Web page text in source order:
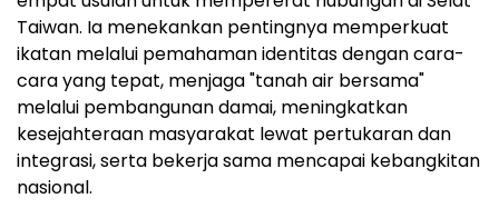
Taiwan. Ia menekankan pentingnya memperkuat
ikatan melalui pemahaman identitas dengan cara-
cara yang tepat, menjaga "tanah air bersama"
melalui pembangunan damai, meningkatkan
kesejahteraan masyarakat lewat pertukaran dan
integrasi, serta bekerja sama mencapai kebangkitan
nasional.